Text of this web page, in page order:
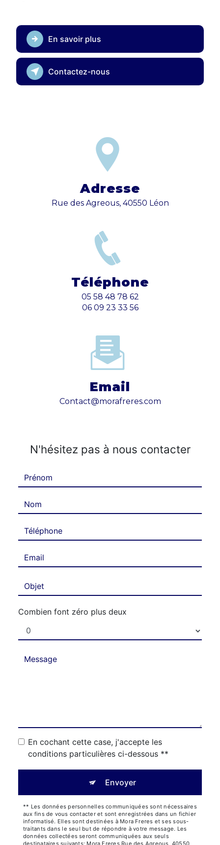
En savoir plus
Contactez-nous
Adresse
Rue des Agreous, 40550 Léon
Téléphone
05 58 48 78 62
06 09 23 33 56
Email
contact@morafreres.com
N'hésitez pas à nous contacter
Combien font zéro plus deux
En cochant cette case, j'accepte les
conditions particulières ci-dessous **
Envoyer
** Les données personnelles communiquées sont nécessaires
aux fins de vous contacter et sont enregistrées dans un fichier
informatisé. Elles sont destinées à Mora Freres et ses sous-
traitants dans le seul but de répondre à votre message. Les
données collectées seront communiquées aux seuls
destinataires suivants: Mora Freres Rue des Agreous, 40550